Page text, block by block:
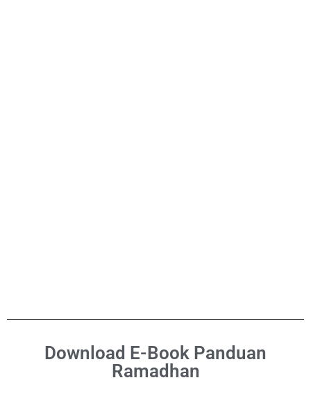
Download E-Book Panduan
Ramadhan